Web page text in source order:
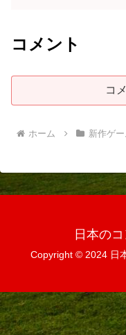
コメント
コ
ホーム 新作ゲー
日本の
Copyright © 2024 日